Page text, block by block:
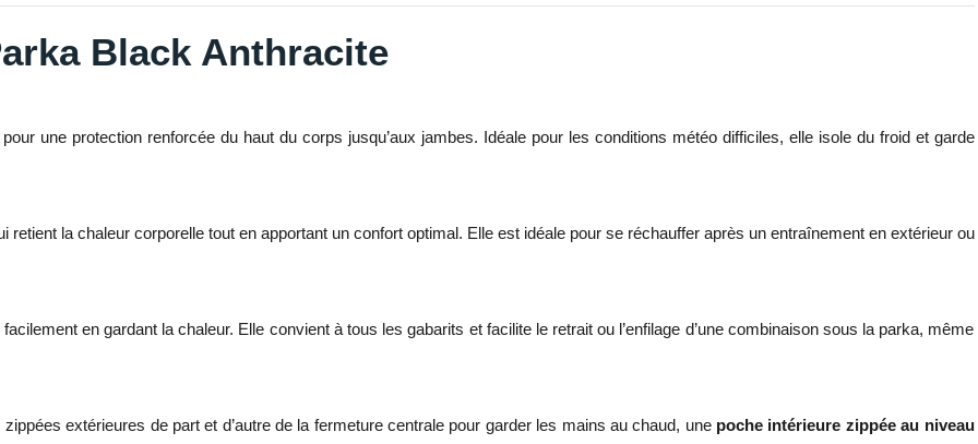
Black Anthracite
une protection renforcée du haut du corps jusqu’aux jambes. Idéale pour les conditions météo difficiles, elle isole du froid et garde
retient la chaleur corporelle tout en apportant un confort optimal. Elle est idéale pour se réchauffer après un entraînement en extérieur ou
en gardant la chaleur. Elle convient à tous les gabarits et facilite le retrait ou l’enfilage d’une combinaison sous la parka, même
extérieures de part et d’autre de la fermeture centrale pour garder les mains au chaud, une poche intérieure zippée au niveau